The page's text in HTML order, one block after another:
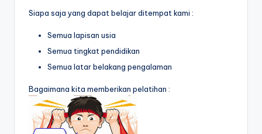
Siapa saja yang dapat belajar ditempat kami :
Semua lapisan usia
Semua tingkat pendidikan
Semua latar belakang pengalaman
Bagaimana kita memberikan pelatihan :